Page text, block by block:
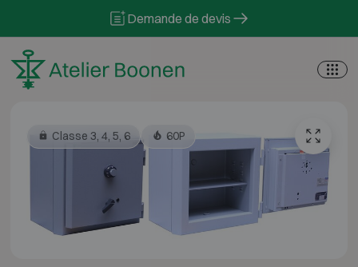
Demande de devis
Classe 3, 4, 5, 6 60P